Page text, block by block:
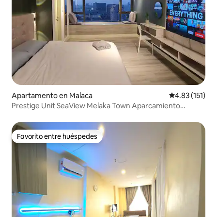
Apartamento en Malaca Calificación
4.83 (151)
Prestige Unit SeaView Melaka Town Aparcamiento
Favorito entre huéspedes
Favorito entre huéspedes